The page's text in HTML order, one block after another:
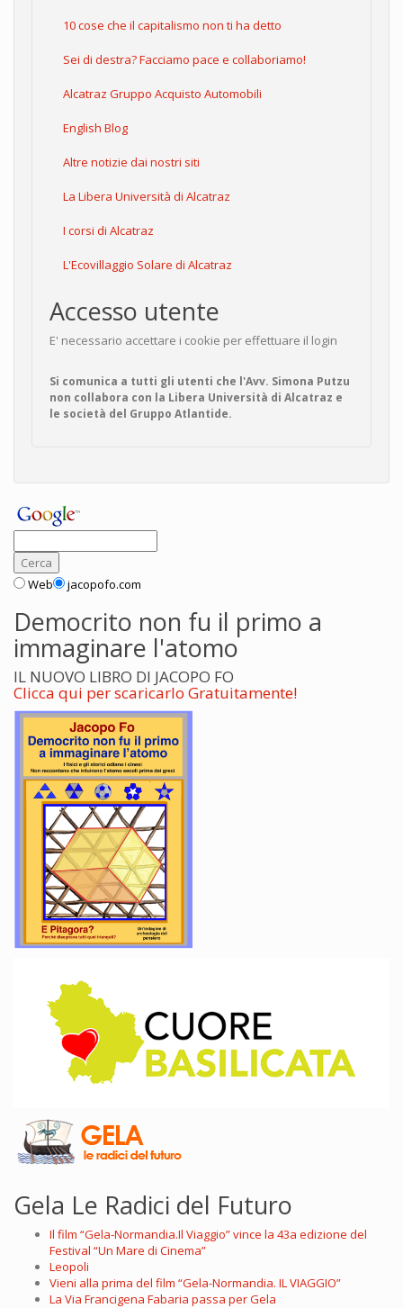
10 cose che il capitalismo non ti ha detto
Sei di destra? Facciamo pace e collaboriamo!
Alcatraz Gruppo Acquisto Automobili
English Blog
Altre notizie dai nostri siti
La Libera Università di Alcatraz
I corsi di Alcatraz
L'Ecovillaggio Solare di Alcatraz
Accesso utente
E' necessario accettare i cookie per effettuare il login
Si comunica a tutti gli utenti che l'Avv. Simona Putzu
non collabora con la Libera Università di Alcatraz e
le società del Gruppo Atlantide.
Web jacopofo.com
Democrito non fu il primo a
immaginare l'atomo
IL NUOVO LIBRO DI JACOPO FO
Clicca qui per scaricarlo Gratuitamente!
Gela Le Radici del Futuro
Il film “Gela-Normandia.Il Viaggio” vince la 43a edizione del
Festival “Un Mare di Cinema”
Leopoli
Vieni alla prima del film “Gela-Normandia. IL VIAGGIO”
La Via Francigena Fabaria passa per Gela